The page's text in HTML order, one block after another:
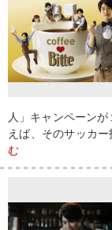
人」キャンペーン
えば、そのサッカ
む